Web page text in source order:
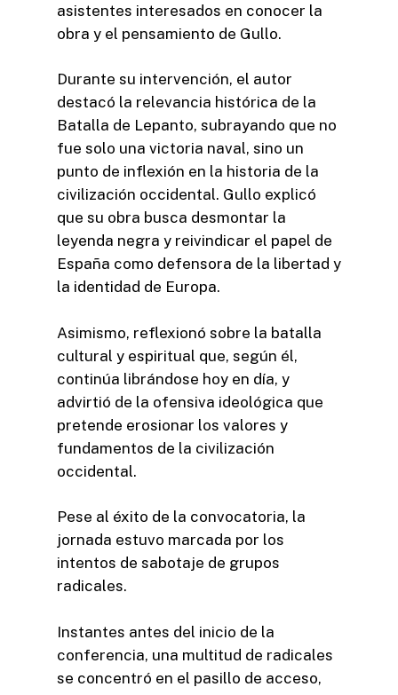
asistentes interesados en conocer la
obra y el pensamiento de Gullo.
Durante su intervención, el autor
destacó la relevancia histórica de la
Batalla de Lepanto, subrayando que no
fue solo una victoria naval, sino un
punto de inflexión en la historia de la
civilización occidental. Gullo explicó
que su obra busca desmontar la
leyenda negra y reivindicar el papel de
España como defensora de la libertad y
la identidad de Europa.
Asimismo, reflexionó sobre la batalla
cultural y espiritual que, según él,
continúa librándose hoy en día, y
advirtió de la ofensiva ideológica que
pretende erosionar los valores y
fundamentos de la civilización
occidental.
Pese al éxito de la convocatoria, la
jornada estuvo marcada por los
intentos de sabotaje de grupos
radicales.
Instantes antes del inicio de la
conferencia, una multitud de radicales
se concentró en el pasillo de acceso,